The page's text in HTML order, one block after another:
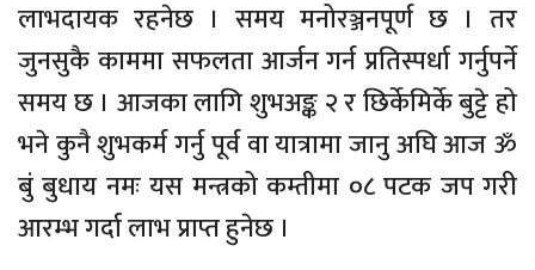
लाभदायक रहनेछ । समय मनोरञ्जनपूर्ण छ । तर
जुनसुकै काममा सफलता आर्जन गर्न प्रतिस्पर्धा गर्नुपर्ने
समय छ । आजका लागि शुभअङ्क २ र छिर्केमिर्के बुट्टे हो
भने कुनै शुभकर्म गर्नु पूर्व वा यात्रामा जानु अघि आज ॐ
बुं बुधाय नमः यस मन्त्रको कम्तीमा ०८ पटक जप गरी
आरम्भ गर्दा लाभ प्राप्त हुनेछ ।